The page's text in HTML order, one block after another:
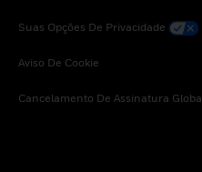
Suas Opções De Privacidade
Aviso De Cookie
Cancelamento De Assinatura